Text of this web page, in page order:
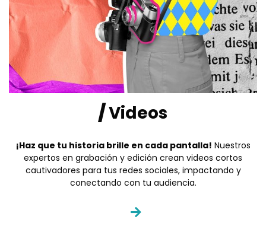
/Videos
¡Haz que tu historia brille en cada pantalla! Nuestros
expertos en grabación y edición crean videos cortos
cautivadores para tus redes sociales, impactando y
conectando con tu audiencia.